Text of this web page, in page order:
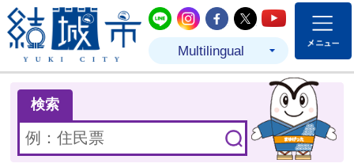
結城市公式LINE
結城市公式Instagram
結城市公式
結城市公式
結城市
Multilingual
検索